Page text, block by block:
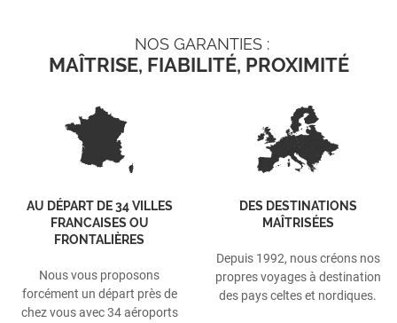
NOS GARANTIES :
MAÎTRISE, FIABILITÉ, PROXIMITÉ
AU DÉPART DE 34 VILLES
FRANCAISES OU
FRONTALIÈRES
Nous vous proposons
forcément un départ près de
chez vous avec 34 aéroports
DES DESTINATIONS
MAÎTRISÉES
Depuis 1992, nous créons nos
propres voyages à destination
des pays celtes et nordiques.